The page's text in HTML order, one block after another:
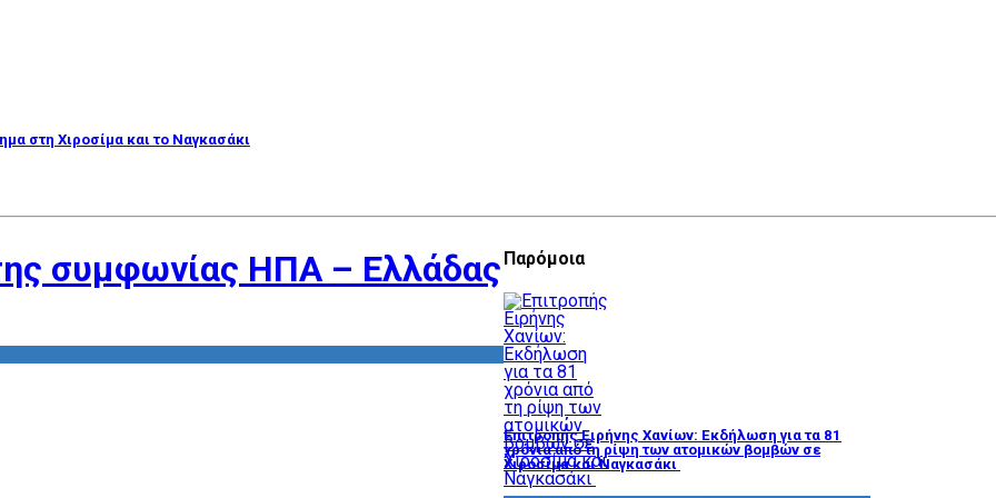
στη Χιροσίμα και το Ναγκασάκι
συμφωνίας ΗΠΑ – Ελλάδας Παρόμοια
Επιτροπής Ειρήνης Χανίων: Εκδήλωση για τα 81
χρόνια από τη ρίψη των ατομικών βομβών σε
Χιροσίμα και Ναγκασάκι